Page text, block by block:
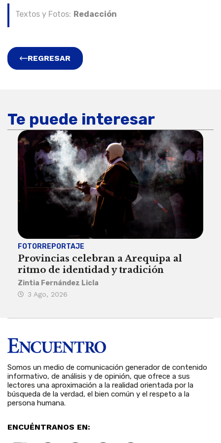
Textos y Fotos: Redacción
REGRESAR
Te puede interesar
FOTORREPORTAJE
Provincias celebran a Arequipa al
ritmo de identidad y tradición
Zintia Fernández Licla
3 Ago, 2026
Somos un medio de comunicación generador de contenido
informativo, de análisis y de opinión, que ofrece a sus
lectores una aproximación a la realidad orientada por la
búsqueda de la verdad, el bien común y el respeto a la
persona humana.
ENCUÉNTRANOS EN: